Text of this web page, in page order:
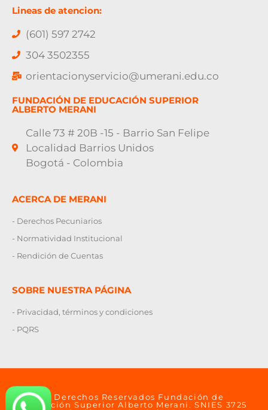
Lineas de atencion:
(601) 597 2742
304 3502355
orientacionyservicio@umerani.edu.co
FUNDACIÓN DE EDUCACIÓN SUPERIOR
ALBERTO MERANI
Calle 73 # 20B -15 - Barrio San Felipe
Localidad Barrios Unidos
Bogotá - Colombia
ACERCA DE MERANI
- Derechos Pecuniarios
- Normatividad Institucional
- Rendición de Cuentas
SOBRE NUESTRA PÁGINA
- Privacidad, términos y condiciones
- PQRS
© Derechos Reservados Fundación de
Educación Superior Alberto Merani. SNIES 3725